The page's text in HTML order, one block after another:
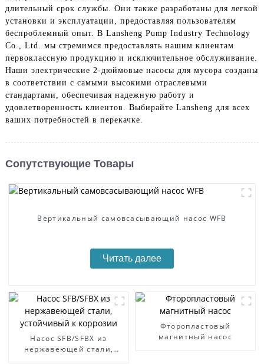
длительный срок службы. Они также разработаны для легкой
установки и эксплуатации, предоставляя пользователям
беспроблемный опыт. В Lansheng Pump Industry Technology
Co., Ltd. мы стремимся предоставлять нашим клиентам
первоклассную продукцию и исключительное обслуживание.
Наши электрические 2-дюймовые насосы для мусора созданы
в соответствии с самыми высокими отраслевыми
стандартами, обеспечивая надежную работу и
удовлетворенность клиентов. Выбирайте Lansheng для всех
ваших потребностей в перекачке.
Сопутствующие Товары
Вертикальный самовсасывающий насос WFB
Читать далее
Насос SFB/SFBX из
нержавеющей стали,
Фторопластовый
магнитный насос